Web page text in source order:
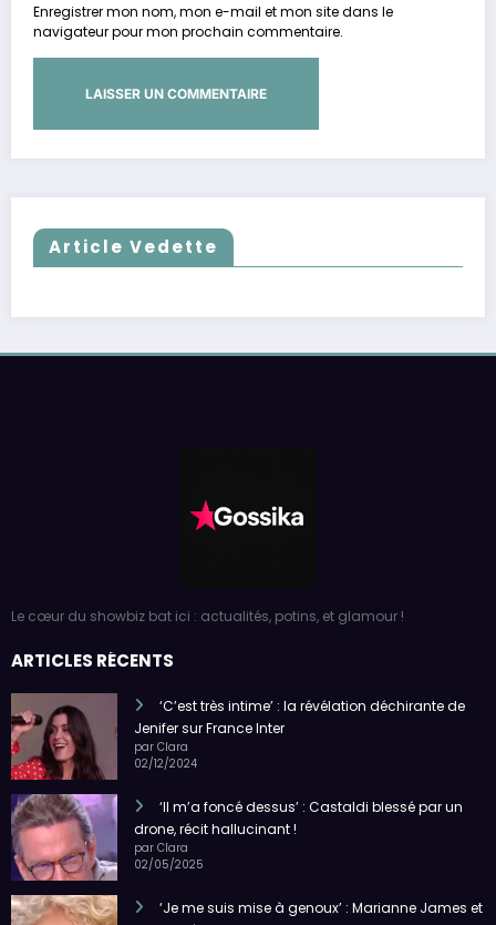
Enregistrer mon nom, mon e-mail et mon site dans le
navigateur pour mon prochain commentaire.
Article Vedette
Le cœur du showbiz bat ici : actualités, potins, et glamour !
ARTICLES RÉCENTS
‘C’est très intime’ : la révélation déchirante de
Jenifer sur France Inter
par Clara
02/12/2024
‘Il m’a foncé dessus’ : Castaldi blessé par un
drone, récit hallucinant !
par Clara
02/05/2025
‘Je me suis mise à genoux’ : Marianne James et